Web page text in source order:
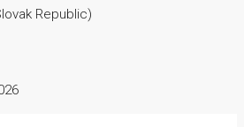
Republic)